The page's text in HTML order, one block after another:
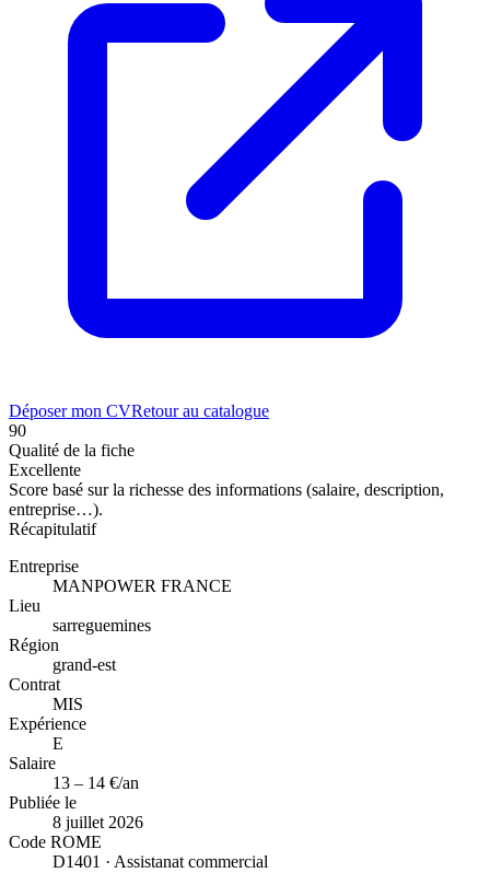
Déposer mon CVRetour au catalogue
90
Qualité de la fiche
Excellente
Score basé sur la richesse des informations (salaire, description,
entreprise…).
Récapitulatif
Entreprise
MANPOWER FRANCE
Lieu
sarreguemines
Région
grand-est
Contrat
MIS
Expérience
E
Salaire
13 – 14 €/an
Publiée le
8 juillet 2026
Code ROME
D1401 · Assistanat commercial